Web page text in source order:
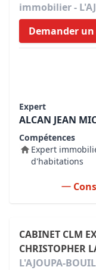
immobilier -
Demander
Expert
ALCAN JEAN
Compétences
Expert
d'habitations
CABINET CLM
CHRISTOPHER
L'AJOUPA-